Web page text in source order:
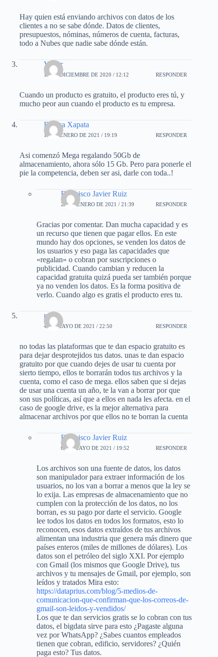
Hay quien está enviando archivos con datos de los
clientes a no se sabe dónde. Datos de clientes,
presupuestos, nóminas, números de cuenta, facturas,
todo a Nubes que nadie sabe dónde están.
Victor
15 DE DICIEMBRE DE 2020 / 12:12 RESPONDER
Cuando un producto es gratuito, el producto eres tú, y
mucho peor aun cuando el producto es tu empresa.
Blanca Xapata
19 DE ENERO DE 2021 / 19:19 RESPONDER
Asi comenzó Mega regalando 50Gb de
almacenamiento, ahora sólo 15 Gb. Pero para ponerle el
pie la competencia, deben ser asi, darle con toda..!
Francisco Javier Ruiz
21 DE ENERO DE 2021 / 21:39 RESPONDER
Gracias por comentar. Dan mucha capacidad y es
un recurso que tienen que pagar ellos. En este
mundo hay dos opciones, se venden los datos de
los usuarios y eso paga las capacidades que
«regalan» o cobran por suscripciones o
publicidad. Cuando cambian y reducen la
capacidad gratuita quizá pueda ser también porque
ya no venden los datos. Es la forma positiva de
verlo. Cuando algo es gratis el producto eres tu.
name
4 DE MAYO DE 2021 / 22:50 RESPONDER
no todas las plataformas que te dan espacio gratuito es
para dejar desprotejidos tus datos. unas te dan espacio
gratuito por que cuando dejes de usar tu cuenta por
sierto tiempo, ellos te borrarán todos tus archivos y la
cuenta, como el caso de mega. ellos saben que si dejas
de usar una cuenta un año, te la van a borrar por que
son sus políticas, así que a ellos en nada les afecta. en el
caso de google drive, es la mejor alternativa para
almacenar archivos por que ellos no te borran la cuenta
Francisco Javier Ruiz
6 DE MAYO DE 2021 / 19:52 RESPONDER
Los archivos son una fuente de datos, los datos
son manipulador para extraer información de los
usuarios, no los van a borrar a menos que la ley se
lo exija. Las empresas de almacenamiento que no
cumplen con la protección de los datos, no los
borran, es su pago por darte el servicio. Google
lee todos los datos en todos los formatos, esto lo
reconocen, esos datos extraídos de tus archivos
alimentan una industria que genera más dinero que
países enteros (miles de millones de dólares). Los
datos son el petróleo del siglo XXI. Por ejemplo
con Gmail (los mismos que Google Drive), tus
archivos y tu mensajes de Gmail, por ejemplo, son
leídos y tratados Mira esto:
https://dataprius.com/blog/5-medios-de-
comunicacion-que-confirman-que-los-correos-de-
gmail-son-leidos-y-vendidos/
Los que te dan servicios gratis se lo cobran con tus
datos, el bigdata sirve para esto ¿Pagaste alguna
vez por WhatsApp? ¿Sabes cuantos empleados
tienen que cobran, edificio, servidores? ¿Quién
paga esto? Tus datos.